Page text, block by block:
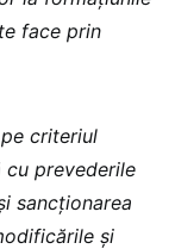
face prin
criteriul
prevederile
sancţionarea
şi